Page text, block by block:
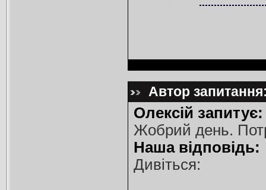
Автор
Олексій запитує:
Жобрий день.
Наша відповідь:
Дивіться: